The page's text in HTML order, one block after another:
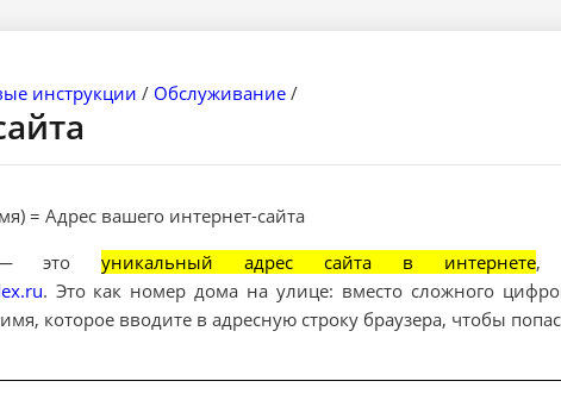
инструкции / Обслуживание /
= Адрес вашего интернет-сайта
— этоуникальный адрес сайта в интернете,
. Это как номер дома на улице: вместо сложного
которое вводите в адресную строку браузера, чтобы